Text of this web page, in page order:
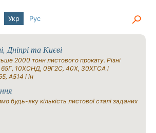
Укр Рус
Дніпрі та Києві
2000 тонн листового прокату. Різні
10ХСНД, 09Г2С, 40Х, 30ХГСА і
A514 і ін
будь-яку кількість листової сталі заданих